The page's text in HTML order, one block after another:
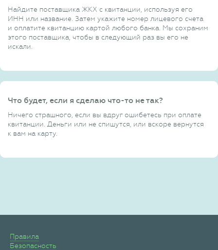
Найдите поставщика ЖКХ с квитанции, используя его
ИНН или название. Затем укажите номер лицевого счета
и оплатите квитанцию картой любого банка. Мы сохраним
этого поставщика, чтобы в следующий раз вы его не
искали.
Что будет, если я сделаю что-то не так?
Ничего страшного, если вы вдруг ошибетесь при оплате
квитанции. Деньги или не спишутся, или вскоре вернутся
к вам на карту.
Правила
Безопасность